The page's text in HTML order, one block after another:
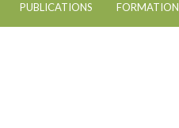
PUBLICATIONS FORMATION